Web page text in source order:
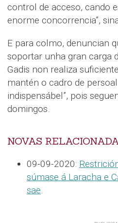
control de acceso, cando
enorme concorrencia”,
E para colmo, denuncian
soportar unha gran carga
Gadis non realiza
mantén o cadro de
indispensábel”, pois
domingos.
NOVAS
09-09-2020:
súmase á Laracha e
sae.